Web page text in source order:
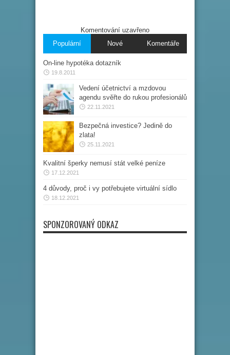
Komentování uzavřeno
Populární
Nové Komentáře
On-line hypotéka dotazník
19.8.2011
Vedení účetnictví a mzdovou
agendu svěřte do rukou profesionálů
22.11.2021
Bezpečná investice? Jedině do
zlata!
25.11.2021
Kvalitní šperky nemusí stát velké peníze
17.12.2021
4 důvody, proč i vy potřebujete virtuální sídlo
18.12.2021
SPONZOROVANÝ ODKAZ